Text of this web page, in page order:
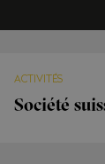
ACTIVITÉS
Société